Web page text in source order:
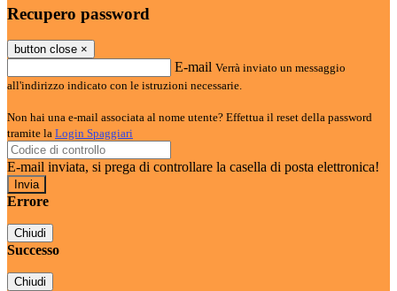
Recupero password
button close ×
E-mail Verrà inviato un messaggio
all'indirizzo indicato con le istruzioni necessarie.
Non hai una e-mail associata al nome utente? Effettua il reset della password
tramite la Login Spaggiari
E-mail inviata, si prega di controllare la casella di posta elettronica!
Errore
Chiudi
Successo
Chiudi